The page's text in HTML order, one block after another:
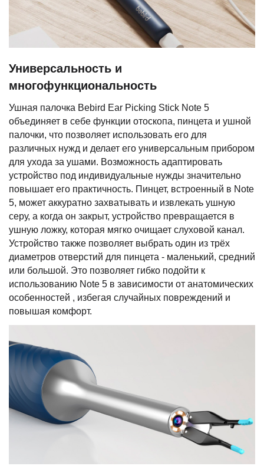
Универсальность и
многофункциональность
Ушная палочка Bebird Ear Picking Stick Note 5
объединяет в себе функции отоскопа, пинцета и ушной
палочки, что позволяет использовать его для
различных нужд и делает его универсальным прибором
для ухода за ушами. Возможность адаптировать
устройство под индивидуальные нужды значительно
повышает его практичность. Пинцет, встроенный в Note
5, может аккуратно захватывать и извлекать ушную
серу, а когда он закрыт, устройство превращается в
ушную ложку, которая мягко очищает слуховой канал.
Устройство также позволяет выбрать один из трёх
диаметров отверстий для пинцета - маленький, средний
или большой. Это позволяет гибко подойти к
использованию Note 5 в зависимости от анатомических
особенностей , избегая случайных повреждений и
повышая комфорт.